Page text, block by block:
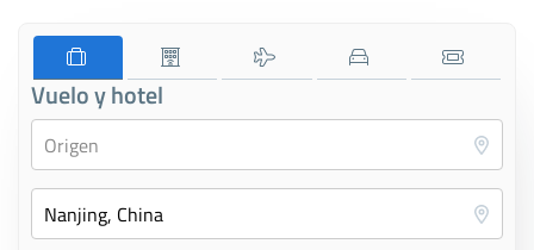
Vuelo y hotel